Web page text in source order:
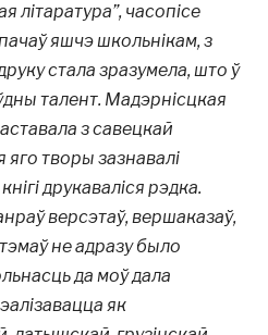
літаратура”, часопісе
яшчэ школьнікам, з
стала зразумела, што ў
талент. Мадэрнісцкая
з савецкай
яго творы зазнавалі
друкаваліся рэдка.
версэтаў, вершаказаў,
не адразу было
да моў дала
як